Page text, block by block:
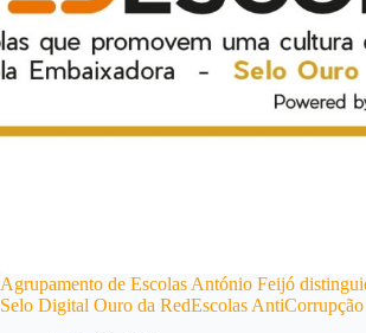
Agrupamento de Escolas António Feijó
Selo Digital Ouro da RedEscolas AntiCorrupção